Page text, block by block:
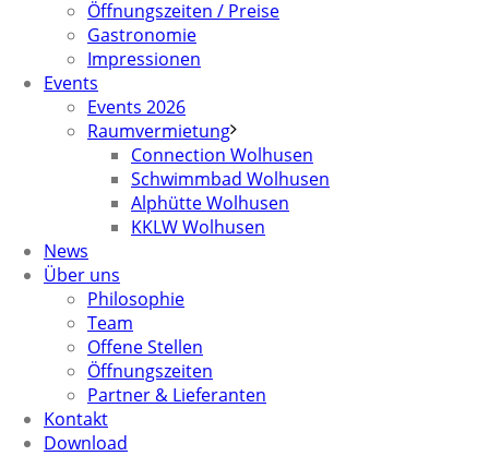
Öffnungszeiten / Preise
Gastronomie
Impressionen
Events
Events 2026
Raumvermietung
Connection Wolhusen
Schwimmbad Wolhusen
Alphütte Wolhusen
KKLW Wolhusen
News
Über uns
Philosophie
Team
Offene Stellen
Öffnungszeiten
Partner & Lieferanten
Kontakt
Download